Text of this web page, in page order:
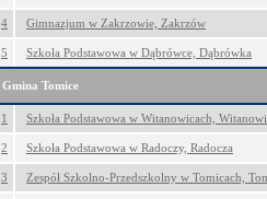
4 Gimnazjum w Zakrzowie, Zakrzów
5 Szkoła Podstawowa w Dąbrówce, Dąbrówka
Gmina Tomice
1 Szkoła Podstawowa w Witanowicach,
2 Szkoła Podstawowa w Radoczy, Radocza
3 Zespół Szkolno-Przedszkolny w Tomicach,